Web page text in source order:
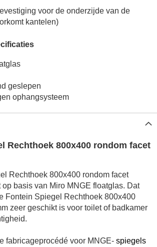
voor de onderzijde van de
kantelen)
geslepen
ophangsysteem
Rechthoek 800x400 rondom facet
Rechthoek 800x400 rondom facet
op basis van Miro MNGE floatglas. Dat
Fontein Spiegel Rechthoek 800x400
zeer geschikt is voor toilet of badkamer
fabricageprocédé voor MNGE- spiegels